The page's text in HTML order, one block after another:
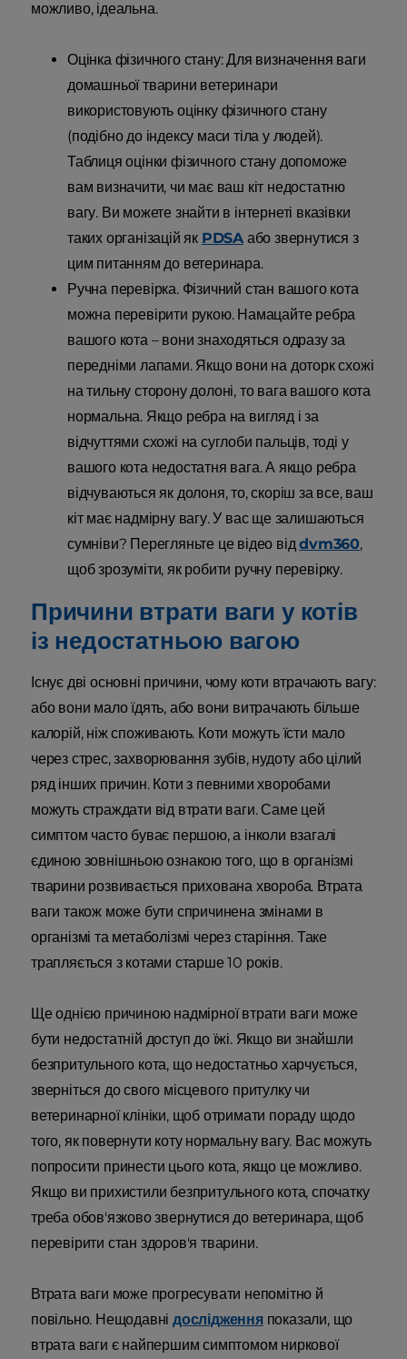
можливо, ідеальна.
Оцінка фізичного стану: Для визначення ваги
домашньої тварини ветеринари
використовують оцінку фізичного стану
(подібно до індексу маси тіла у людей).
Таблиця оцінки фізичного стану допоможе
вам визначити, чи має ваш кіт недостатню
вагу. Ви можете знайти в інтернеті вказівки
таких організацій як PDSAабо звернутися з
цим питанням до ветеринара.
Ручна перевірка. Фізичний стан вашого кота
можна перевірити рукою. Намацайте ребра
вашого кота – вони знаходяться одразу за
передніми лапами. Якщо вони на доторк схожі
на тильну сторону долоні, то вага вашого кота
нормальна. Якщо ребра на вигляд і за
відчуттями схожі на суглоби пальців, тоді у
вашого кота недостатня вага. А якщо ребра
відчуваються як долоня, то, скоріш за все, ваш
кіт має надмірну вагу. У вас ще залишаються
сумніви? Перегляньте це відео відdvm360,
щоб зрозуміти, як робити ручну перевірку.
Причини втрати ваги у котів
із недостатньою вагою
Існує дві основні причини, чому коти втрачають вагу:
або вони мало їдять, або вони витрачають більше
калорій, ніж споживають. Коти можуть їсти мало
через стрес, захворювання зубів, нудоту або цілий
ряд інших причин. Коти з певними хворобами
можуть страждати від втрати ваги. Саме цей
симптом часто буває першою, а інколи взагалі
єдиною зовнішньою ознакою того, що в організмі
тварини розвивається прихована хвороба. Втрата
ваги також може бути спричинена змінами в
організмі та метаболізмі через старіння. Таке
трапляється з котами старше 10 років.
Ще однією причиною надмірної втрати ваги може
бути недостатній доступ до їжі. Якщо ви знайшли
безпритульного кота, що недостатньо харчується,
зверніться до свого місцевого притулку чи
ветеринарної клініки, щоб отримати пораду щодо
того, як повернути коту нормальну вагу. Вас можуть
попросити принести цього кота, якщо це можливо.
Якщо ви прихистили безпритульного кота, спочатку
треба обов'язково звернутися до ветеринара, щоб
перевірити стан здоров'я тварини.
Втрата ваги може прогресувати непомітно й
повільно. Нещодавні дослідженняпоказали, що
втрата ваги є найпершим симптомом ниркової